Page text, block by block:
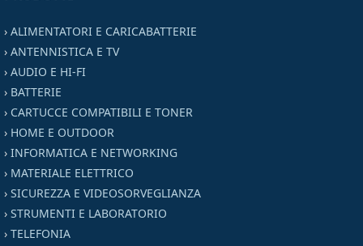
› ALIMENTATORI E CARICABATTERIE
› ANTENNISTICA E TV
› AUDIO E HI-FI
› BATTERIE
› CARTUCCE COMPATIBILI E TONER
› HOME E OUTDOOR
› INFORMATICA E NETWORKING
› MATERIALE ELETTRICO
› SICUREZZA E VIDEOSORVEGLIANZA
› STRUMENTI E LABORATORIO
› TELEFONIA